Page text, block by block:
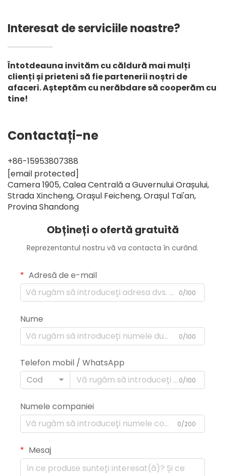
Interesat de serviciile noastre?
Întotdeauna invităm cu căldură mai mulți
clienți și prieteni să fie partenerii noștri de
afaceri. Așteptăm cu nerăbdare să cooperăm cu
tine!
Contactați-ne
+86-15953807388
[email protected]
Camera 1905, Calea Centrală a Guvernului Orașului,
Strada Xincheng, Orașul Feicheng, Orașul Tai'an,
Provina Shandong
Obțineți o ofertă gratuită
Reprezentantul nostru vă va contacta în curând.
Adresă de e-mail
0/100
Nume
0/100
Telefon mobil / WhatsApp
Cod
0/100
Numele companiei
0/200
Mesaj